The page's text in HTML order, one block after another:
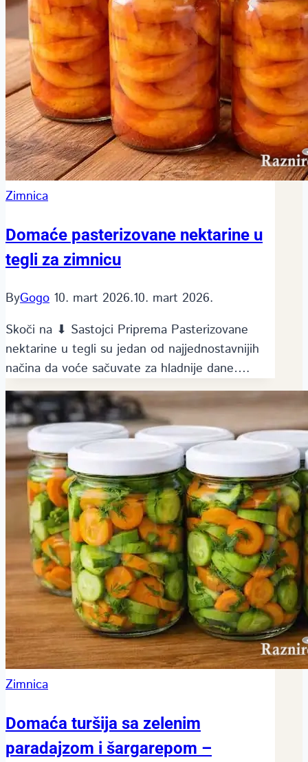
Zimnica
Domaće pasterizovane nektarine u
tegli za zimnicu
ByGogo 10. mart 2026.10. mart 2026.
Skoči na ⬇ Sastojci Priprema Pasterizovane
nektarine u tegli su jedan od najjednostavnijih
načina da voće sačuvate za hladnije dane….
Zimnica
Domaća turšija sa zelenim
paradajzom i šargarepom –